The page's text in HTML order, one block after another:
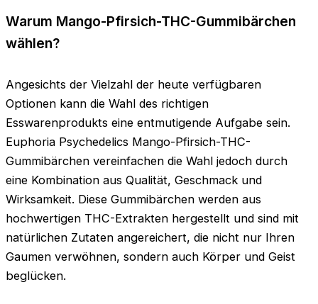
Warum Mango-Pfirsich-THC-Gummibärchen
wählen?
Angesichts der Vielzahl der heute verfügbaren
Optionen kann die Wahl des richtigen
Esswarenprodukts eine entmutigende Aufgabe sein.
Euphoria Psychedelics Mango-Pfirsich-THC-
Gummibärchen vereinfachen die Wahl jedoch durch
eine Kombination aus Qualität, Geschmack und
Wirksamkeit. Diese Gummibärchen werden aus
hochwertigen THC-Extrakten hergestellt und sind mit
natürlichen Zutaten angereichert, die nicht nur Ihren
Gaumen verwöhnen, sondern auch Körper und Geist
beglücken.